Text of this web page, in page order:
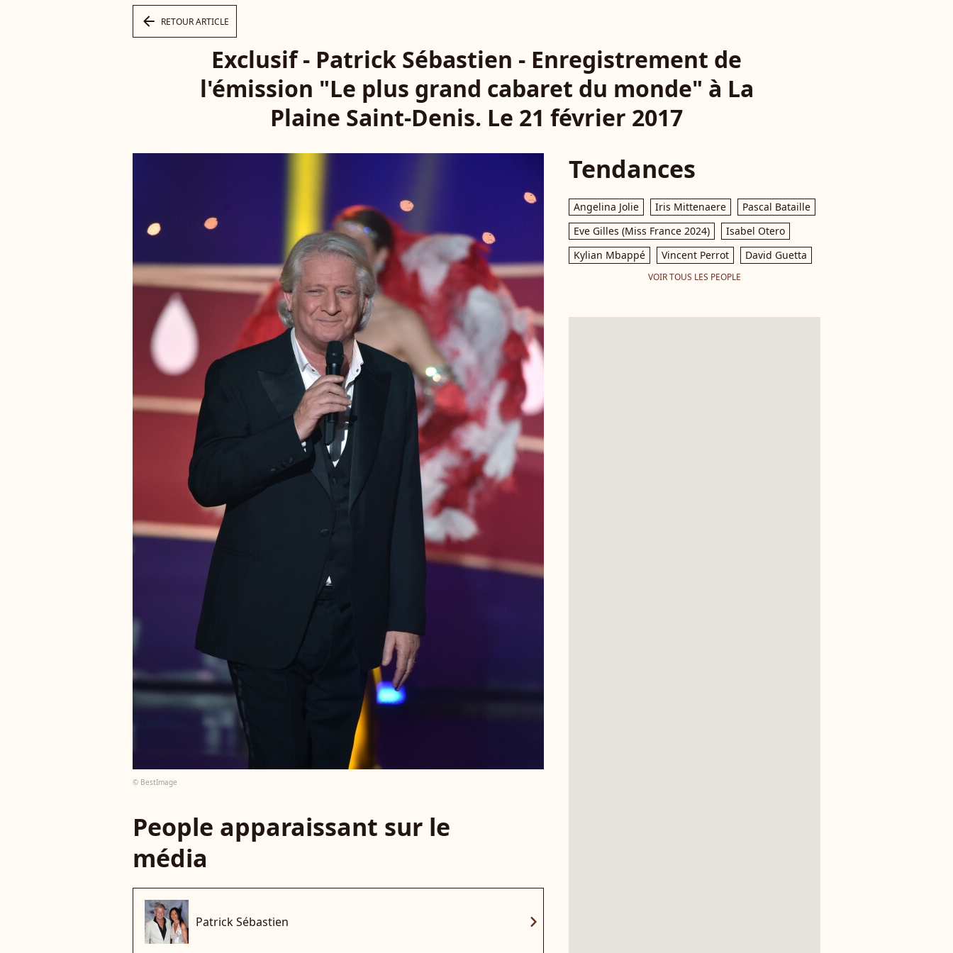
arrow_left RETOUR ARTICLE
Exclusif - Patrick Sébastien - Enregistrement de
l'émission "Le plus grand cabaret du monde" à La
Plaine Saint-Denis. Le 21 février 2017
© BestImage
People apparaissant sur le
média
Patrick Sébastien chevron_right
Tendances
Angelina Jolie Iris Mittenaere
Pascal Bataille
Eve Gilles (Miss France 2024)
Isabel Otero
Kylian Mbappé
Vincent Perrot David Guetta
VOIR TOUS LES PEOPLE